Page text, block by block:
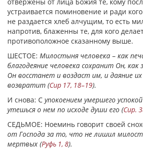
устраивается поминовение и ради
не раздается хлеб алчущим, то есть
напротив, блаженны те, для кого
противоположное сказанному выше.
ШЕСТОЕ: Милостыня человека – как
благодеяние человека сохранит Он,
Он восстанет и воздаст им, и даяние их
возвратит (Сир 17, 18–19).
И снова: С упокоением умершего
утешься о нем по исходе души его (Сир.
СЕДЬМОЕ: Ноеминь говорит своей
от Господа за то, что не лишил
мертвых (Руфь 1, 8).